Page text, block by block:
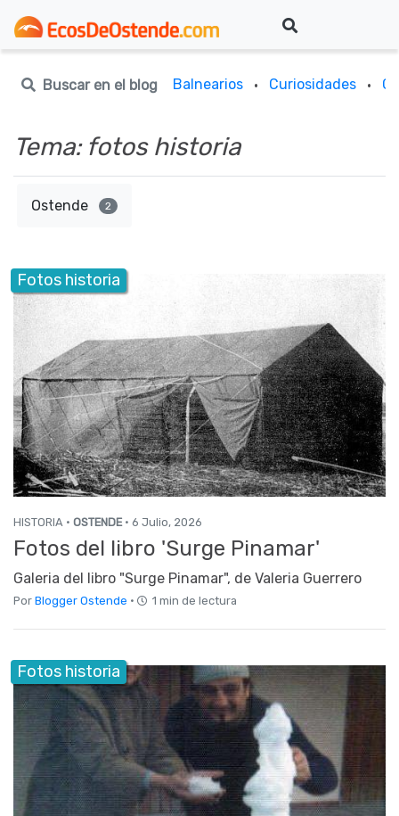
Buscar en el blog Balnearios · Curiosidades ·
Tema: fotos historia
Ostende 2
Fotos historia
HISTORIA · OSTENDE· 6 Julio, 2026
Fotos del libro 'Surge Pinamar'
Galeria del libro "Surge Pinamar", de Valeria Guerrero
Por Blogger Ostende · 1 min de lectura
Fotos historia